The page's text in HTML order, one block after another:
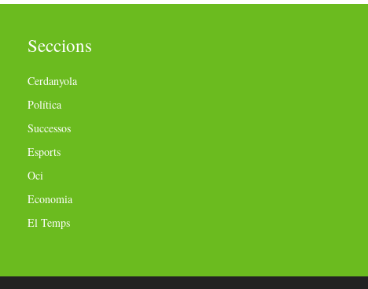
Seccions
Cerdanyola
Política
Successos
Esports
Oci
Economia
El Temps